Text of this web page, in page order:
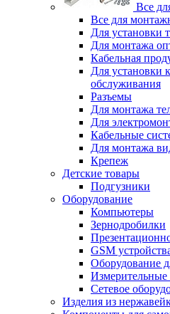
Все
Все для
Для установки
Для монтажа
Кабельная
Для установки
обслуживания
Разъемы
Для монтажа
Для
Кабельные
Для монтажа
Крепеж
Детские товары
Подгузники
Оборудование
Компьютеры
Зернодробилки
GSM
Оборудование
Сетевое
Изделия из